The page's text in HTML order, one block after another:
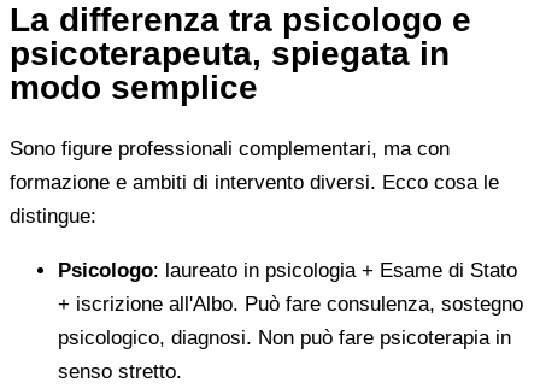
La differenza tra psicologo e
psicoterapeuta, spiegata in
modo semplice
Sono figure professionali complementari, ma con
formazione e ambiti di intervento diversi. Ecco cosa le
distingue:
Psicologo: laureato in psicologia + Esame di Stato
+ iscrizione all'Albo. Può fare consulenza, sostegno
psicologico, diagnosi. Non può fare psicoterapia in
senso stretto.